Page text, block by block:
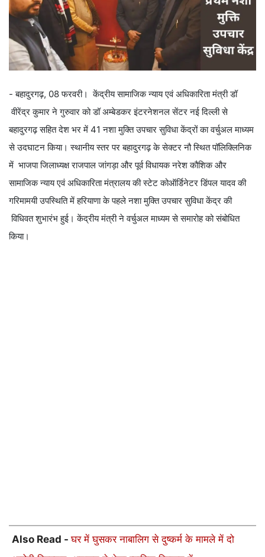
- बहादुरगढ़, 08 फरवरी। केंद्रीय सामाजिक न्याय एवं अधिकारिता मंत्री डॉ
वीरेंद्र कुमार ने गुरुवार को डॉ अम्बेडकर इंटरनेशनल सेंटर नई दिल्ली से
बहादुरगढ़ सहित देश भर में 41 नशा मुक्ति उपचार सुविधा केंद्रों का वर्चुअल माध्यम
से उदघाटन किया। स्थानीय स्तर पर बहादुरगढ़ के सेक्टर नौ स्थित पॉलिक्लिनिक
में भाजपा जिलाध्यक्ष राजपाल जांगड़ा और पूर्व विधायक नरेश कौशिक और
सामाजिक न्याय एवं अधिकारिता मंत्रालय की स्टेट कोऑर्डिनेटर डिंपल यादव की
गरिमामयी उपस्थिति में हरियाणा के पहले नशा मुक्ति उपचार सुविधा केंद्र की
विधिवत शुभारंभ हुई। केंद्रीय मंत्री ने वर्चुअल माध्यम से समारोह को संबोधित
किया।
Also Read -घर में घुसकर नाबालिग से दुष्कर्म के मामले में दो